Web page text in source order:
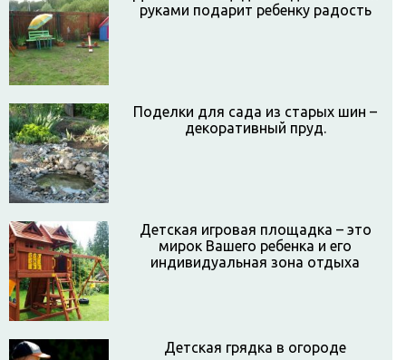
руками подарит ребенку радость
Поделки для сада из старых шин –
декоративный пруд.
Детская игровая площадка – это
мирок Вашего ребенка и его
индивидуальная зона отдыха
Детская грядка в огороде